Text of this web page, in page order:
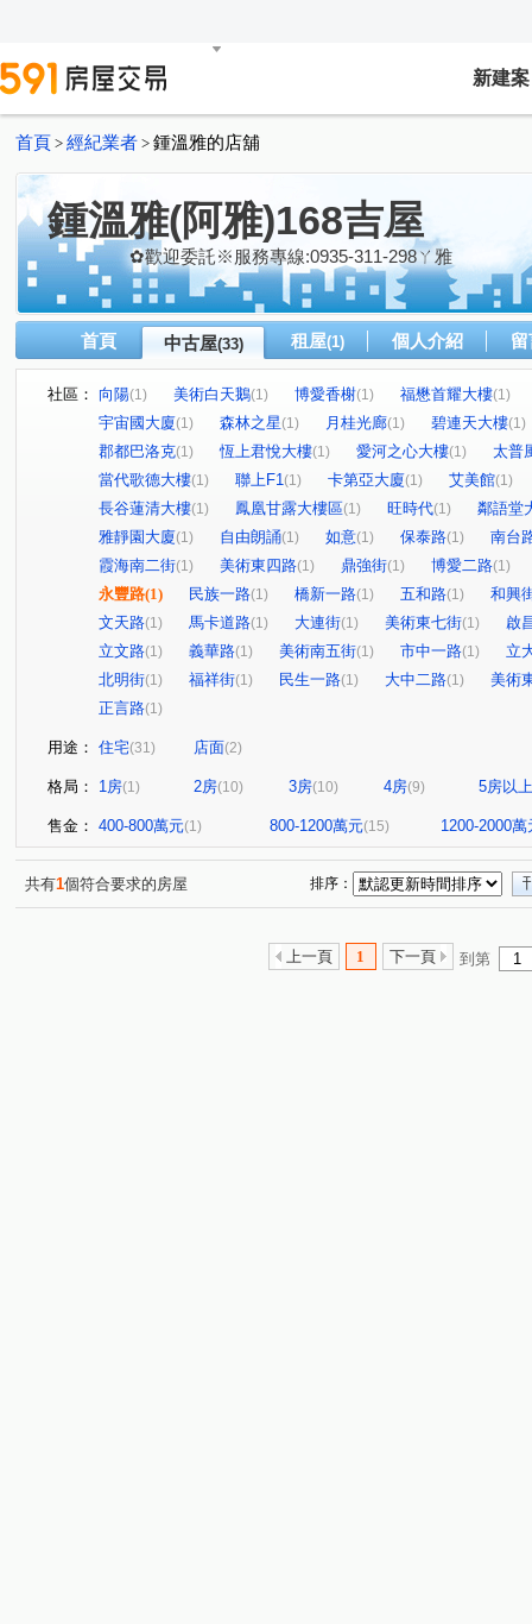
新建案
首頁 > 經紀業者 > 鍾溫雅的店舖
鍾溫雅(阿雅)168吉屋
✿歡迎委託※服務專線:0935-311-298ㄚ雅
首頁 中古屋(33) 租屋(1) 個人介紹
社區： 向陽(1) 美術白天鵝(1) 博愛香榭(1) 福懋首耀大樓(1)
宇宙國大廈(1) 森林之星(1) 月桂光廊(1) 碧連天大樓(1)
郡都巴洛克(1) 恆上君悅大樓(1) 愛河之心大樓(1)
太普
當代歌德大樓(1) 聯上F1(1) 卡第亞大廈(1) 艾美館(1)
長谷蓮清大樓(1) 鳳凰甘露大樓區(1) 旺時代(1)
鄰語堂
雅靜園大廈(1) 自由朗誦(1) 如意(1) 保泰路(1)
南台
霞海南二街(1) 美術東四路(1) 鼎強街(1) 博愛二路(1)
永豐路(1) 民族一路(1) 橋新一路(1) 五和路(1)
和興
文天路(1) 馬卡道路(1) 大連街(1) 美術東七街(1)
啟
立文路(1) 義華路(1) 美術南五街(1) 市中一路(1)
立
北明街(1) 福祥街(1) 民生一路(1) 大中二路(1)
美術
正言路(1)
用途： 住宅(31) 店面(2)
格局： 1房(1) 2房(10) 3房(10) 4房(9) 5房以上
售金： 400-800萬元(1) 800-1200萬元(15) 1200-2000萬
共有1個符合要求的房屋 排序：
上一頁 1 下一頁 到第